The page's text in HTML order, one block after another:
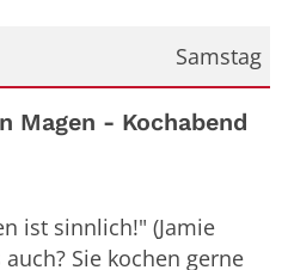
Samstag
Magen - Kochabend
ist sinnlich!" (Jamie
Sie kochen gerne